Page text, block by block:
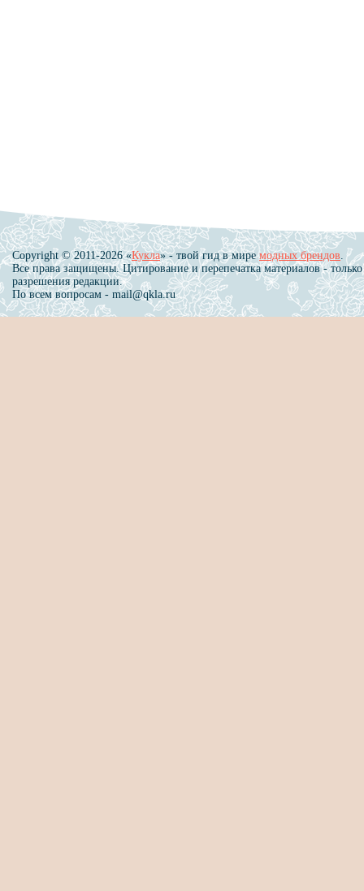
Copyright © 2011-2026 «Кукла» - твой гид в миремодных брендов
Все права защищены. Цитирование и перепечатка материалов - только
разрешения редакции.
По всем вопросам - mail@qkla.ru